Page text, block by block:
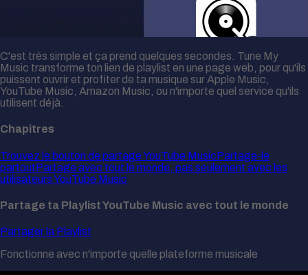
C'est très simple et ça prend quelques secondes. Tune My
Music transforme ton lien de playlist en une page web, pour qu'ils
puissent ouvrir et profiter de ta musique sur Apple Music,
YouTube Music, Amazon Music, ou n'importe quel service qu'ils
utilisent déjà.
Chapitres
Trouvez le bouton de partage YouTube MusicPartage-le
partoutPartage avec tout le monde, pas seulement avec les
utilisateurs YouTube Music
Partage ta Playlist YouTube Music avec tout le monde
Partager la Playlist
Fonctionne avec n'importe quelle plateforme musicale